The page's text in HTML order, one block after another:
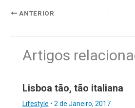
ANTERIOR
Artigos
Lisboa tão, tão italiana
Lifestyle • 2 de Janeiro, 2017